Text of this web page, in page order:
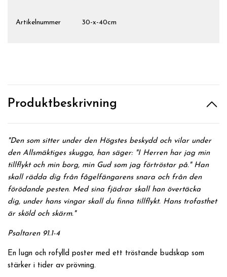
Artikelnummer 30-x-40cm
Produktbeskrivning
"Den som sitter under den Högstes beskydd och vilar under
den Allsmäktiges skugga, han säger: "I Herrenhar jag min
tillflykt och min borg, min Gud som jag förtröstar på." Han
skall rädda dig från fågelfängarens snara och från den
förödande pesten. Med sina fjädrar skall han övertäcka
dig, under hans vingar skall du finna tillflykt. Hans trofasthet
är sköld och skärm."
Psaltaren 91.1-4
En lugn och rofylld poster med ett tröstande budskap som
stärker i tider av prövning.